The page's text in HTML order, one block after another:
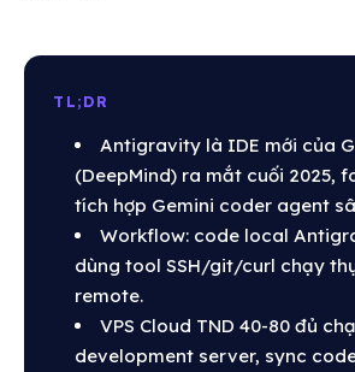
TL;DR
Antigravity là IDE mới của
(DeepMind) ra mắt cuối 2025,
tích hợp Gemini coder agent
Workflow: code local
dùng tool SSH/git/curl chạy
remote.
VPS Cloud TND 40-80 đủ
development server, sync